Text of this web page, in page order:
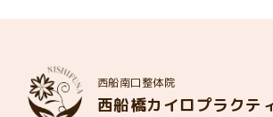
西船南口整体院
西船橋カイロプラクテ